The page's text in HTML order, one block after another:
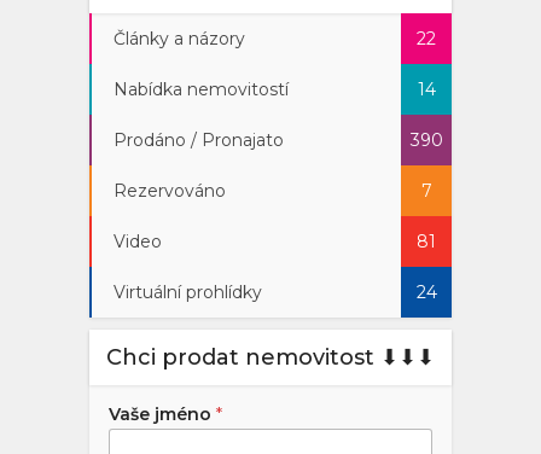
Články a názory 22
Nabídka nemovitostí 14
Prodáno / Pronajato 390
Rezervováno 7
Video 81
Virtuální prohlídky 24
Chci prodat nemovitost ⬇︎⬇︎⬇︎
Vaše jméno *